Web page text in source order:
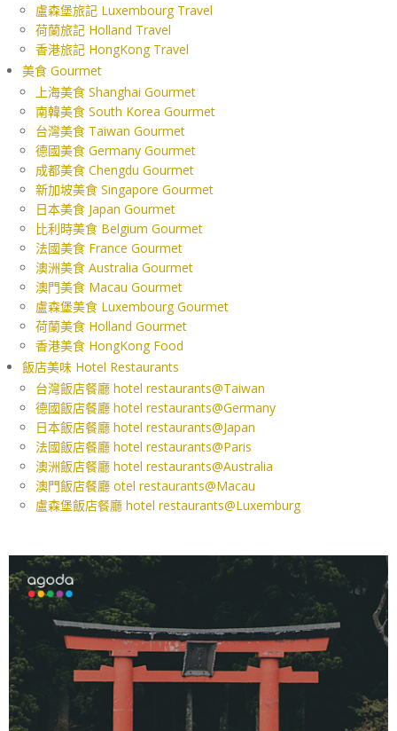
盧森堡旅記 Luxembourg Travel
荷蘭旅記 Holland Travel
香港旅記 HongKong Travel
美食 Gourmet
上海美食 Shanghai Gourmet
南韓美食 South Korea Gourmet
台灣美食 Taiwan Gourmet
德國美食 Germany Gourmet
成都美食 Chengdu Gourmet
新加坡美食 Singapore Gourmet
日本美食 Japan Gourmet
比利時美食 Belgium Gourmet
法國美食 France Gourmet
澳洲美食 Australia Gourmet
澳門美食 Macau Gourmet
盧森堡美食 Luxembourg Gourmet
荷蘭美食 Holland Gourmet
香港美食 HongKong Food
飯店美味 Hotel Restaurants
台灣飯店餐廳 hotel restaurants@Taiwan
德國飯店餐廳 hotel restaurants@Germany
日本飯店餐廳 hotel restaurants@Japan
法國飯店餐廳 hotel restaurants@Paris
澳洲飯店餐廳 hotel restaurants@Australia
澳門飯店餐廳 otel restaurants@Macau
盧森堡飯店餐廳 hotel restaurants@Luxemburg